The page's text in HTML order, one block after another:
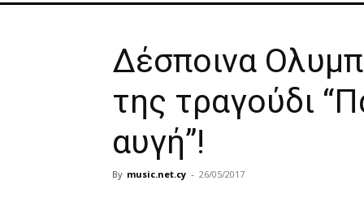
Δέσποινα
της τραγούδι
αυγή”!
By music.net.cy - 26/05/2017